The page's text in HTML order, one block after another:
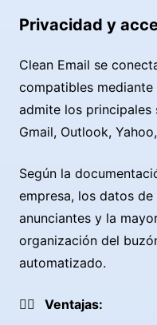
Privacidad y
Clean Email se
compatibles
admite los principales
Gmail, Outlook,
Según la
empresa, los datos
anunciantes y la
organización del
automatizado.
👍🏼 Ventajas: